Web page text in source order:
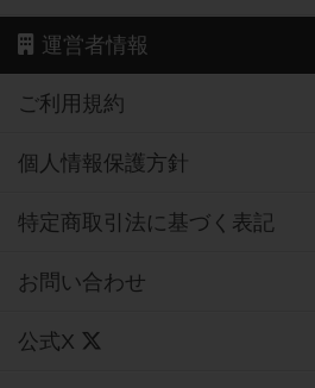
運営者情報
ご利用規約
個人情報保護方針
特定商取引法に基づく表記
お問い合わせ
公式X